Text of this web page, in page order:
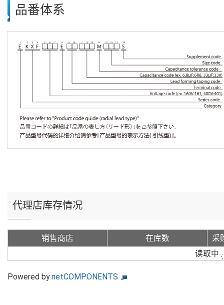
品番体系
代理店库存情况
销售商店 在库数
采
读取中
Powered bynetCOMPONENTS